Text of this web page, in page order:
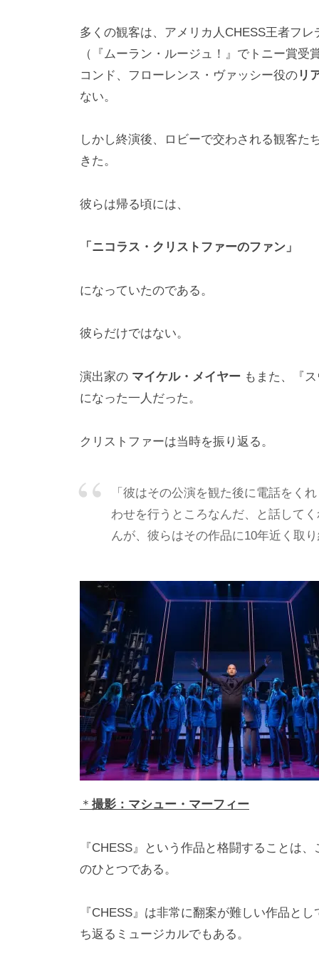
多くの観客は、アメリカ人CHESS王者フ
（『ムーラン・ルージュ！』でトニー賞
コンド、フローレンス・ヴァッシー役の リ
ない。
しかし終演後、ロビーで交わされる観客た
きた。
彼らは帰る頃には、
「ニコラス・クリストファーのファン」
になっていたのである。
彼らだけではない。
演出家の マイケル・メイヤー もまた、『
になった一人だった。
クリストファーは当時を振り返る。
「彼はその公演を観た後に電話をく
わせを行うところなんだ、と話して
んが、彼らはその作品に10年近く取
＊ 撮影：マシュー・マーフィー
『CHESS』という作品と格闘することは
のひとつである。
『CHESS』は非常に翻案が難しい作品と
ち返るミュージカルでもある。